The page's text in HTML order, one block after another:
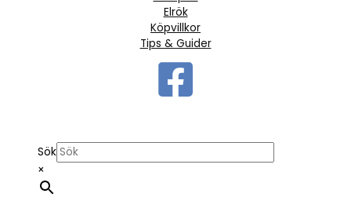
Elrök
Köpvillkor
Tips & Guider
Sök
×